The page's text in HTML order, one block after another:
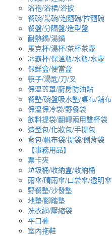
浴袍/浴裙/浴披
餐碗/湯碗/泡麵碗/拉麵碗
餐盤/分隔盤/造型盤
耐熱鍋/湯鍋
馬克杯/湯杯/茶杯茶壺
冰霸杯/保溫瓶/水瓶/水壺
保鮮盒/便當盒
筷子/湯匙/刀/叉
保溫蓋罩/廚房防油貼
餐墊/碗盤吸水墊/桌布/舖布
保溫保冷袋/野餐袋
飲料提袋/翻轉兩用雙杯袋
造型包/化妝包/手提包
背包/帆布袋/提袋/側背袋
【事務用品】
票卡夾
垃圾桶/收納盒/收納桶
雨傘/晴雨傘/口袋傘/透明傘
野餐墊/沙發墊
地墊/腳踏墊
洗衣網/壓縮袋
平口褲
室內拖鞋